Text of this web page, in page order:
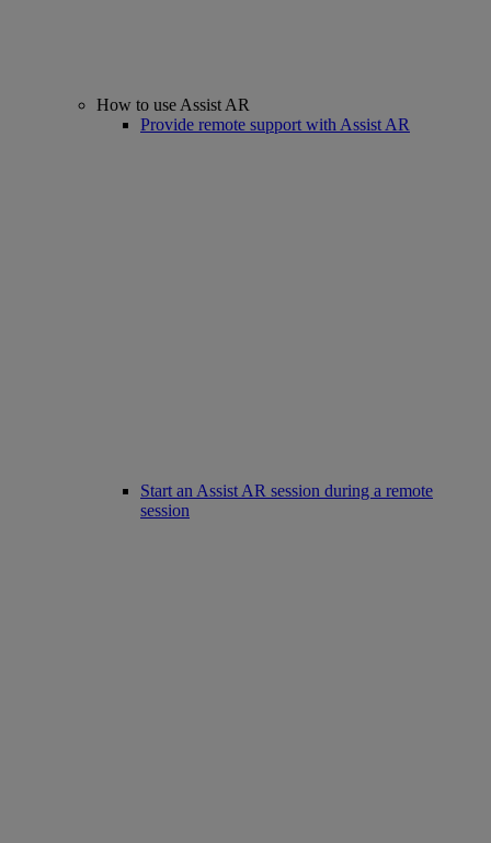
How to use Assist AR
Provide remote support with Assist AR
Start an Assist AR session during a remote
session